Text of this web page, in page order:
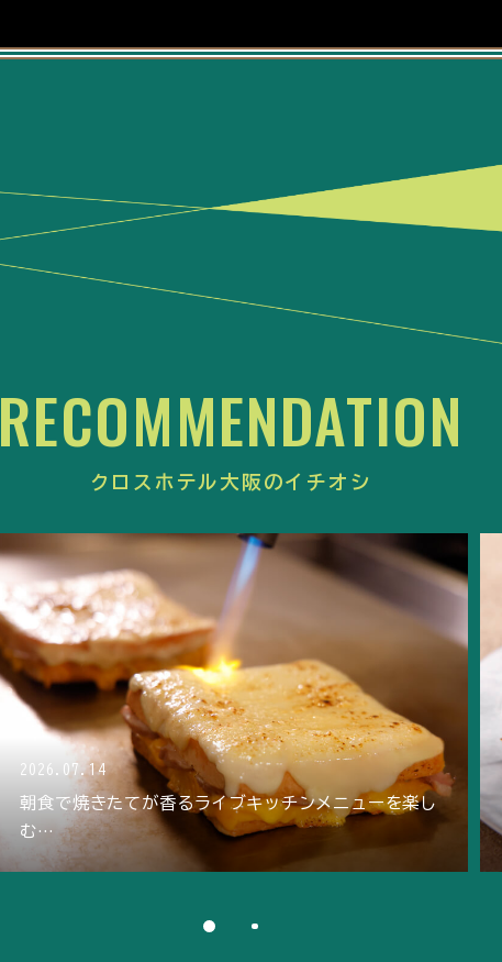
RECOMMENDATION
クロスホテル大阪のイチオシ
2026.06.25
【Bs ROOM 2026】
京セラドーム大阪 試合観戦チケット＆オリジナルグ
ッズ付き